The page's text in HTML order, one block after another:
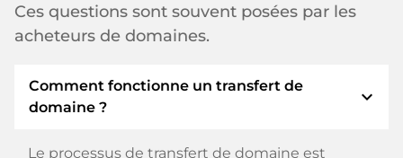
Ces questions sont souvent posées par les
acheteurs de domaines.
Comment fonctionne un transfert de
domaine ?
expand_more
Le processus de transfert de domaine est